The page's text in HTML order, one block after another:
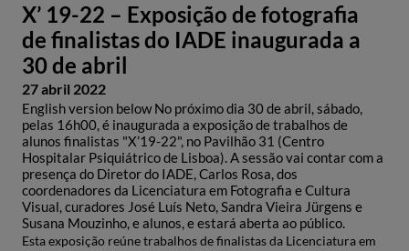
X’ 19-22 – Exposição de fotografia
de finalistas do IADE inaugurada a
30 de abril
27 abril 2022
English version below No próximo dia 30 de abril, sábado,
pelas 16h00, é inaugurada a exposição de trabalhos de
alunos finalistas "X’19-22", no Pavilhão 31 (Centro
Hospitalar Psiquiátrico de Lisboa). A sessão vai contar com a
presença do Diretor do IADE, Carlos Rosa, dos
coordenadores da Licenciatura em Fotografia e Cultura
Visual, curadores José Luís Neto, Sandra Vieira Jürgens e
Susana Mouzinho, e alunos, e estará aberta ao público.
Esta exposição reúne trabalhos de finalistas da Licenciatura em